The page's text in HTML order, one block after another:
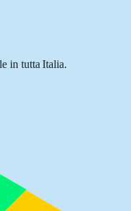
in tutta Italia.